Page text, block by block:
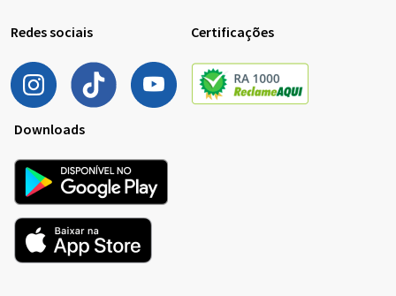
Redes sociais Certificações
Downloads